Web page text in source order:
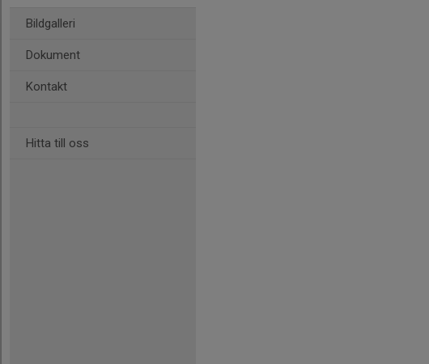
Bildgalleri
Dokument
Kontakt
Hitta till oss